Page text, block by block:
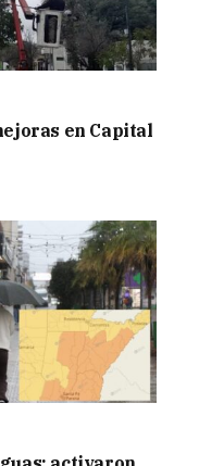
en Capital